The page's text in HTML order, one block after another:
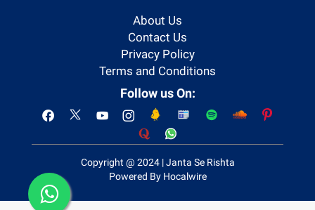
About Us
Contact Us
Privacy Policy
Terms and Conditions
Follow us On:
Copyright @ 2024 | Janta Se Rishta
Powered By Hocalwire